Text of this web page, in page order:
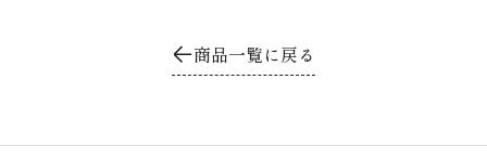
商品一覧に戻る